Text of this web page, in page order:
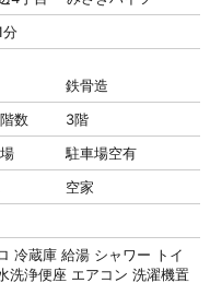
分
鉄骨造
数
3階
駐車場空有
空家
冷蔵庫 給湯 シャワー トイ
洗浄便座 エアコン 洗濯機置